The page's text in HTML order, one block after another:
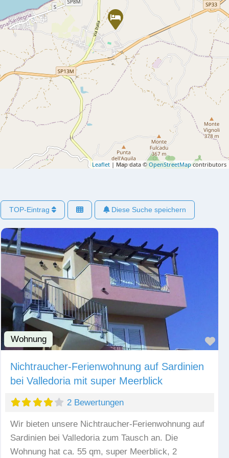
Leaflet | Map data © OpenStreetMap contributors
TOP-Eintrag Diese Suche speichern
Wohnung
Nichtraucher-Ferienwohnung auf Sardinien
bei Valledoria mit super Meerblick
2 Bewertungen
Wir bieten unsere Nichtraucher-Ferienwohnung auf
Sardinien bei Valledoria zum Tausch an. Die
Wohnung hat ca. 55 qm, super Meerblick, 2